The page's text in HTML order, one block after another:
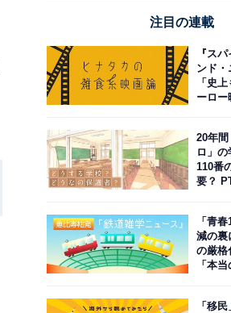
注目の連載
『ス
ンド・
「史
ーロー
20年
ロ」
110番
要？
「青
減の裏
の厳格
「本当
「移